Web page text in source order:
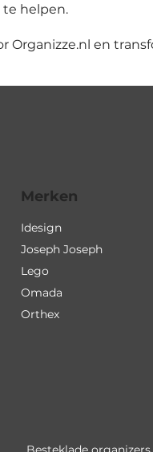
te helpen.
Organizze.nl en
Merken
Idesign
Joseph Joseph
Lego
Omada
Orthex